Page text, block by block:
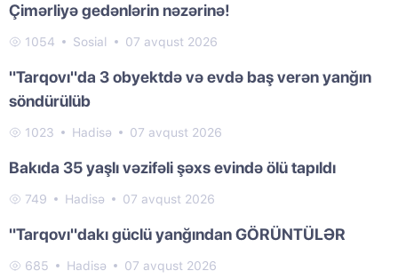
Çimərliyə gedənlərin nəzərinə!
1054 Sosial 07 avqust 2026
"Tarqovı"da 3 obyektdə və evdə baş verən yanğın
söndürülüb
1023 Hadisə 07 avqust 2026
Bakıda 35 yaşlı vəzifəli şəxs evində ölü tapıldı
749 Hadisə 07 avqust 2026
"Tarqovı"dakı güclü yanğından GÖRÜNTÜLƏR
685 Hadisə 07 avqust 2026